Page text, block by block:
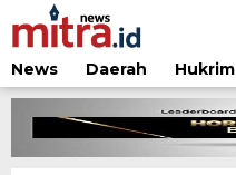
Lewati
ke
konten
News
Daerah Hukrim